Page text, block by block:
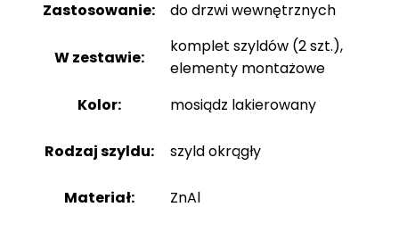
Zastosowanie: do drzwi wewnętrznych
W zestawie:
komplet szyldów (2 szt.),
elementy montażowe
Kolor:
mosiądz lakierowany
Rodzaj szyldu: szyld okrągły
Materiał: ZnAl